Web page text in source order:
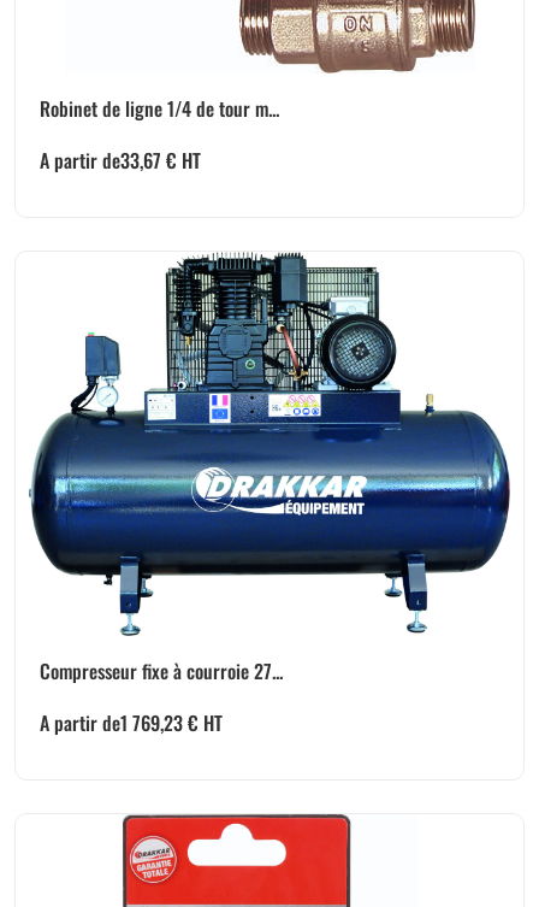
Robinet de ligne 1/4 de tour m...
A partir de33,67 € HT
Compresseur fixe à courroie 27...
A partir de1 769,23€ HT